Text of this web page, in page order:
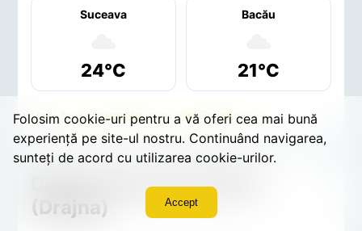
Suceava
24°C
Bacău
21°C
Vezi toate orașele mari din România →
Despre clima din Cătunu
Folosim cookie-uri pentru a vă oferi cea mai bună
experiență pe site-ul nostru. Continuând navigarea,
sunteți de acord cu utilizarea cookie-urilor.
Accept